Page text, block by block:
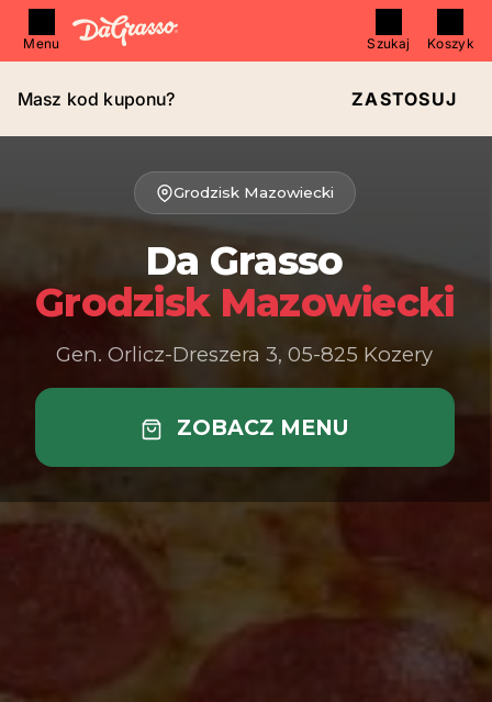
Menu Szukaj Koszyk
Masz kod kuponu? ZASTOSUJ
Grodzisk Mazowiecki
Da Grasso
Grodzisk Mazowiecki
Gen. Orlicz-Dreszera 3, 05-825 Kozery
ZOBACZ MENU